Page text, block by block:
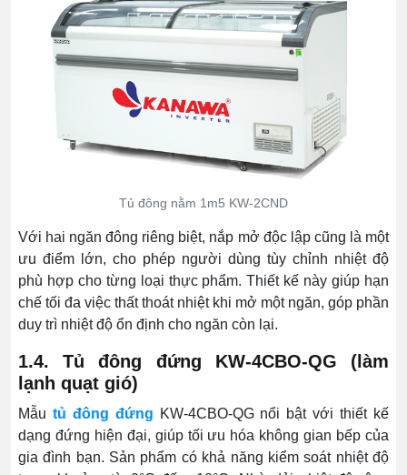
Tủ đông nằm 1m5 KW-2CND
Với hai ngăn đông riêng biệt, nắp mở độc lập cũng là một
ưu điểm lớn, cho phép người dùng tùy chỉnh nhiệt độ
phù hợp cho từng loại thực phẩm. Thiết kế này giúp hạn
chế tối đa việc thất thoát nhiệt khi mở một ngăn, góp phần
duy trì nhiệt độ ổn định cho ngăn còn lại.
1.4. Tủ đông đứng KW-4CBO-QG (làm
lạnh quạt gió)
Mẫu tủ đông đứng KW-4CBO-QG nổi bật với thiết kế
dạng đứng hiện đại, giúp tối ưu hóa không gian bếp của
gia đình bạn. Sản phẩm có khả năng kiểm soát nhiệt độ